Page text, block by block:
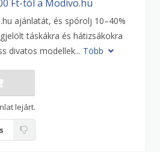
Ft-tól a Modivo.hu
ajánlatát, és spórolj 10–40%
táskákra és hátizsákokra
divatos modellek... Több
lejárt.